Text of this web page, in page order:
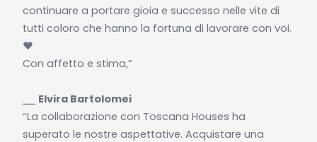
continuare a portare gioia e successo nelle vite di
tutti coloro che hanno la fortuna di lavorare con voi.
❤️
Con affetto e stima,”
Elvira Bartolomei
“La collaborazione con Toscana Houses ha
superato le nostre aspettative. Acquistare una